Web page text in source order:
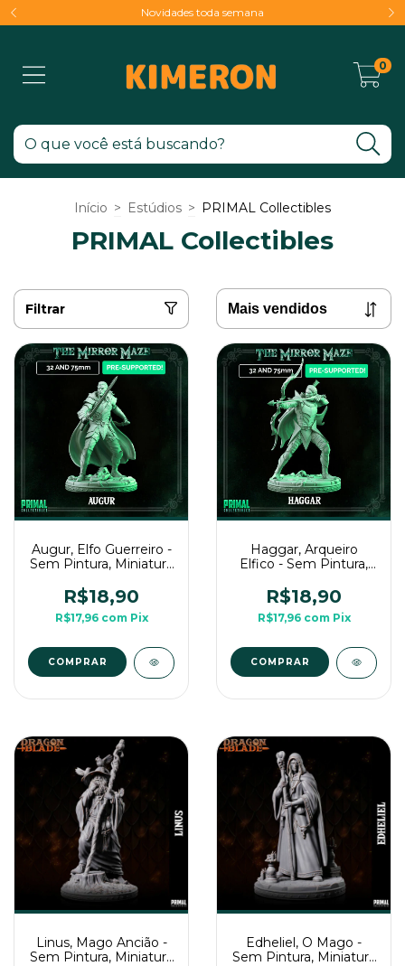
Novidades toda semana
0
Início > Estúdios > PRIMAL Collectibles
PRIMAL Collectibles
Filtrar
Augur, Elfo Guerreiro -
Sem Pintura, Miniatura
Mesa
R$18,90
R$17,96 com Pix
COMPRAR
Haggar, Arqueiro
Elfico - Sem Pintura,
Para Rpg de Mesa
R$18,90
R$17,96 com Pix
COMPRAR
Linus, Mago Ancião -
Sem Pintura, Miniatura
Edheliel, O Mago -
Sem Pintura, Miniatura